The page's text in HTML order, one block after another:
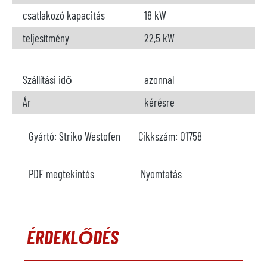
csatlakozó kapacitás
18 kW
teljesítmény
22,5 kW
Szállítási idő
azonnal
Ár
kérésre
Gyártó: Striko Westofen Cikkszám: O1758
PDF megtekintés Nyomtatás
ÉRDEKLŐDÉS